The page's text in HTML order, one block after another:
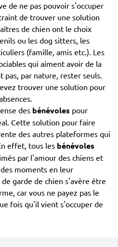
de ne pas pouvoir s'occuper
de trouver une solution
de chien ont le choix
ou les dog sitters, les
(famille, amis etc.). Les
qui aiment avoir de la
par nature, rester seuls.
trouver une solution pour
des bénévoles pour
Cette solution pour faire
des autres plateformes qui
effet, tous les bénévoles
par l'amour des chiens et
moments en leur
garde de chien s'avère être
car vous ne payez pas le
fois qu'il vient s'occuper de